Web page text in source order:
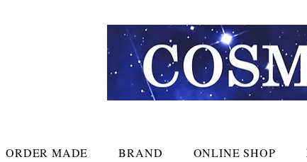
ORDER MADE BRAND ONLINE SHOP